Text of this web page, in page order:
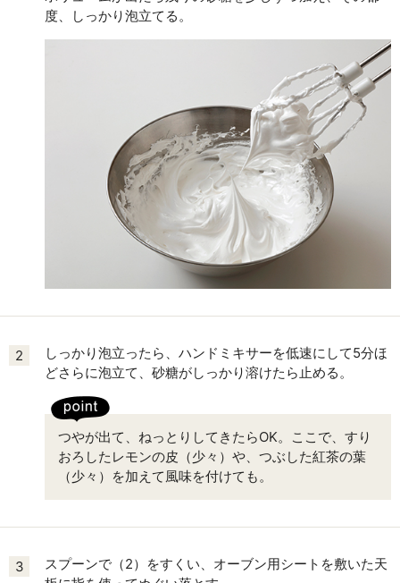
度、しっかり泡立てる。
2
しっかり泡立ったら、ハンドミキサーを低速にして5分ほ
どさらに泡立て、砂糖がしっかり溶けたら止める。
つやが出て、ねっとりしてきたらOK。ここで、すり
おろしたレモンの皮（少々）や、つぶした紅茶の葉
（少々）を加えて風味を付けても。
3
スプーンで（2）をすくい、オーブン用シートを敷いた天